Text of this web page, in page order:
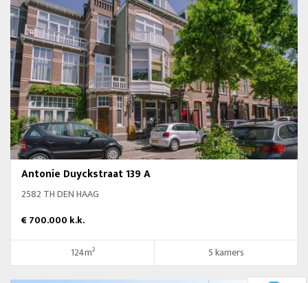
Antonie Duyckstraat 139 A
2582 TH DEN HAAG
€ 700.000 k.k.
124m² 5 kamers